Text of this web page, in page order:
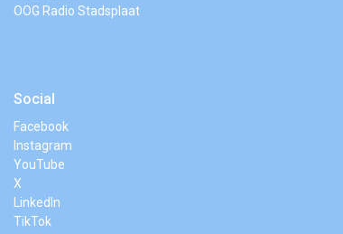
OOG Radio Stadsplaat
Social
Facebook
Instagram
YouTube
X
LinkedIn
TikTok